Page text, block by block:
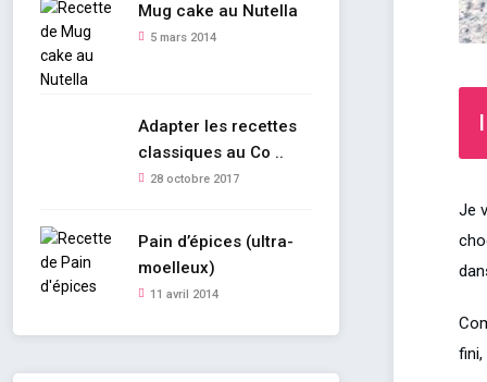
I
Je
Mug cake au Nutella
5 mars 2014
Adapter les recettes
classiques au Co ..
28 octobre 2017
Pain d’épices (ultra-
moelleux)
11 avril 2014